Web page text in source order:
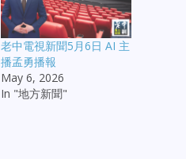
老中電視新聞5月6日 AI 主
播孟勇播報
May 6, 2026
In "地方新聞"